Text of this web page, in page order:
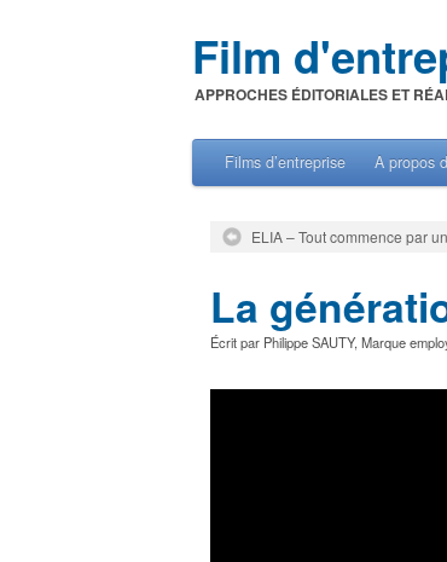
Film
APPROCHES ÉDITORIALES ET
Films d’entreprise A propos
ELIA – Tout commence par
La
Écrit par Philippe SAUTY, Marque